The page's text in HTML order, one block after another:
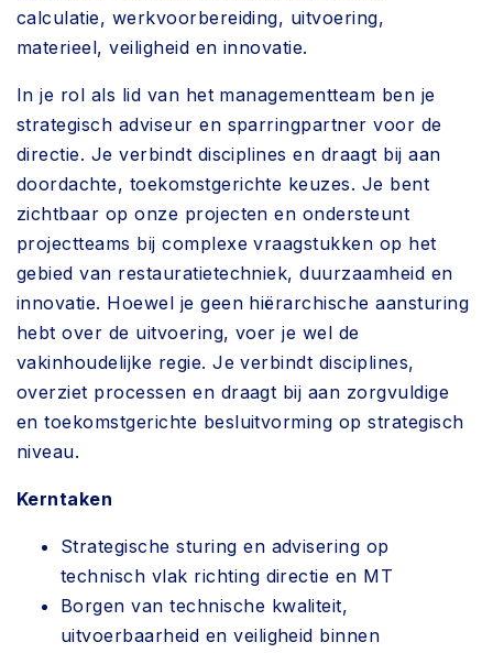
calculatie, werkvoorbereiding, uitvoering,
materieel, veiligheid en innovatie.
In je rol als lid van het managementteam ben je
strategisch adviseur en sparringpartner voor de
directie. Je verbindt disciplines en draagt bij aan
doordachte, toekomstgerichte keuzes. Je bent
zichtbaar op onze projecten en ondersteunt
projectteams bij complexe vraagstukken op het
gebied van restauratietechniek, duurzaamheid en
innovatie. Hoewel je geen hiërarchische aansturing
hebt over de uitvoering, voer je wel de
vakinhoudelijke regie. Je verbindt disciplines,
overziet processen en draagt bij aan zorgvuldige
en toekomstgerichte besluitvorming op strategisch
niveau.
Kerntaken
Strategische sturing en advisering op
technisch vlak richting directie en MT
Borgen van technische kwaliteit,
uitvoerbaarheid en veiligheid binnen